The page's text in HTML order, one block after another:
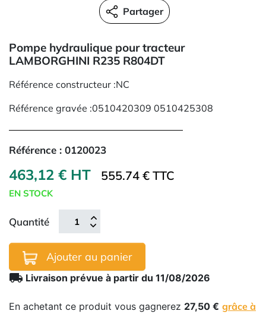
Partager
Pompe hydraulique pour tracteur
LAMBORGHINI R235 R804DT
Référence constructeur :NC
Référence gravée :0510420309 0510425308
Référence : 0120023
463,12 € HT 555.74 € TTC
EN STOCK
Quantité
Ajouter au panier
local_shipping Livraison prévue à partir du 11/08/2026
En achetant ce produit vous gagnerez 27,50 € grâce à